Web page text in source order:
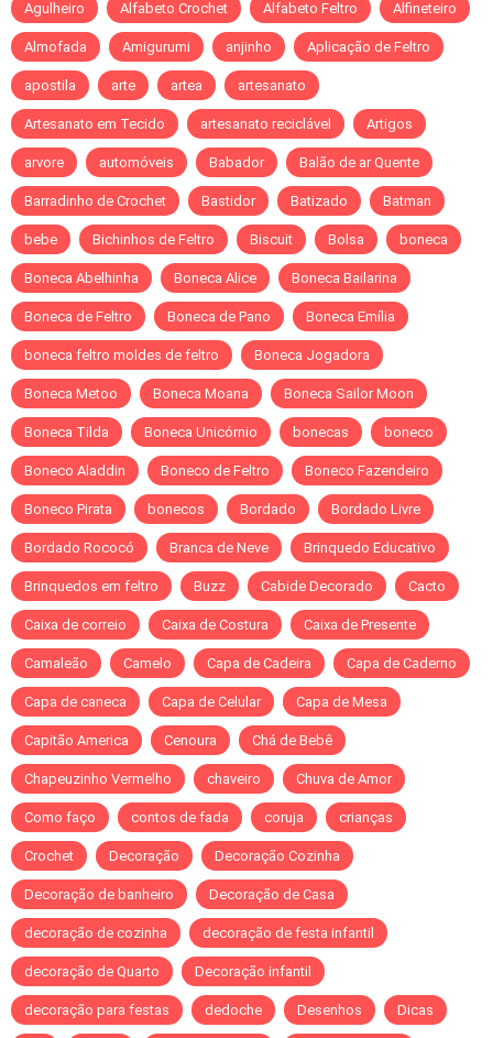
Agulheiro Alfabeto Crochet Alfabeto Feltro Alfineteiro
Almofada Amigurumi anjinho Aplicação de Feltro
apostila arte artea artesanato
Artesanato em Tecido artesanato reciclável Artigos
arvore automóveis Babador Balão de ar Quente
Barradinho de Crochet Bastidor Batizado Batman
bebe Bichinhos de Feltro Biscuit Bolsa boneca
Boneca Abelhinha Boneca Alice Boneca Bailarina
Boneca de Feltro Boneca de Pano Boneca Emília
boneca feltro moldes de feltro Boneca Jogadora
Boneca Metoo Boneca Moana Boneca Sailor Moon
Boneca Tilda Boneca Unicórnio bonecas boneco
Boneco Aladdin Boneco de Feltro Boneco Fazendeiro
Boneco Pirata bonecos Bordado Bordado Livre
Bordado Rococó Branca de Neve Brinquedo Educativo
Brinquedos em feltro Buzz Cabide Decorado Cacto
Caixa de correio Caixa de Costura Caixa de Presente
Camaleão Camelo Capa de Cadeira Capa de Caderno
Capa de caneca Capa de Celular Capa de Mesa
Capitão America Cenoura Chá de Bebê
Chapeuzinho Vermelho chaveiro Chuva de Amor
Como faço contos de fada coruja crianças
Crochet Decoração Decoração Cozinha
Decoração de banheiro Decoração de Casa
decoração de cozinha decoração de festa infantil
decoração de Quarto Decoração infantil
decoração para festas dedoche Desenhos Dicas